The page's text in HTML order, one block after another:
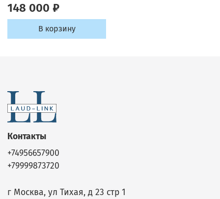
148 000 ₽
В корзину
Контакты
+74956657900
+79999873720
г Москва, ул Тихая, д 23 стр 1